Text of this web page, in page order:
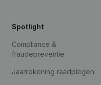
Spotlight
Compliance &
fraudepreventie
Jaarrekening raadplegen